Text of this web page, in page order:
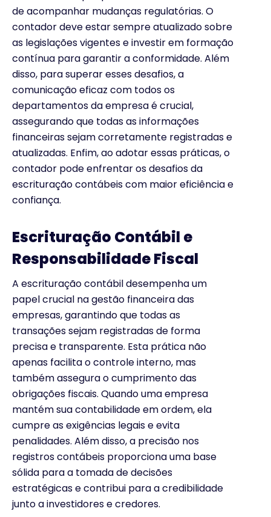
de acompanhar mudanças regulatórias. O
contador deve estar sempre atualizado sobre
as legislações vigentes e investir em formação
contínua para garantir a conformidade. Além
disso, para superar esses desafios, a
comunicação eficaz com todos os
departamentos da empresa é crucial,
assegurando que todas as informações
financeiras sejam corretamente registradas e
atualizadas. Enfim, ao adotar essas práticas, o
contador pode enfrentar os desafios da
escrituração contábeis com maior eficiência e
confiança.
Escrituração Contábil e
Responsabilidade Fiscal
A escrituração contábil desempenha um
papel crucial na gestão financeira das
empresas, garantindo que todas as
transações sejam registradas de forma
precisa e transparente. Esta prática não
apenas facilita o controle interno, mas
também assegura o cumprimento das
obrigações fiscais. Quando uma empresa
mantém sua contabilidade em ordem, ela
cumpre as exigências legais e evita
penalidades. Além disso, a precisão nos
registros contábeis proporciona uma base
sólida para a tomada de decisões
estratégicas e contribui para a credibilidade
junto a investidores e credores.